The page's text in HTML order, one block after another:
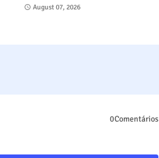
August 07, 2026
0Comentários